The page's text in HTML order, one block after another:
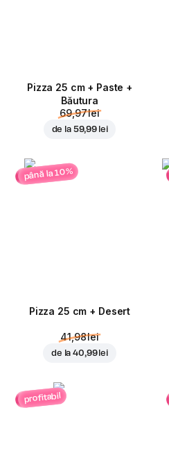
Pizza 25 cm + Paste +
Băutura
69,97 lei
de la 59,99 lei
până la 10%
Pizza 25 cm + Desert
41,98 lei
de la40,99 lei
profitabil